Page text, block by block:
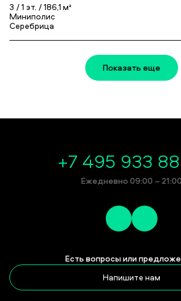
3
Миниполис
Серебрица
1 186,1 м²
Показать еще
+7 495 933
Ежедневно 09:00 – 21:00
Есть вопросы или
Напишите нам